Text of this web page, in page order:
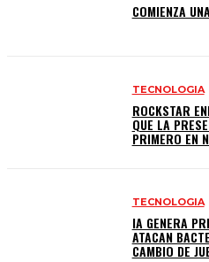
COMIENZA
TECNOLOGIA
ROCKSTAR
QUE LA
PRIMERO EN
TECNOLOGIA
IA GENERA
ATACAN
CAMBIO DE